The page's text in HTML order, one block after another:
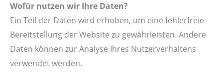
Wofür nutzen wir Ihre Daten?
Ein Teil der Daten wird erhoben, um eine fehlerfreie
Bereitstellung der Website zu gewährleisten. Andere
Daten können zur Analyse Ihres Nutzerverhaltens
verwendet werden.